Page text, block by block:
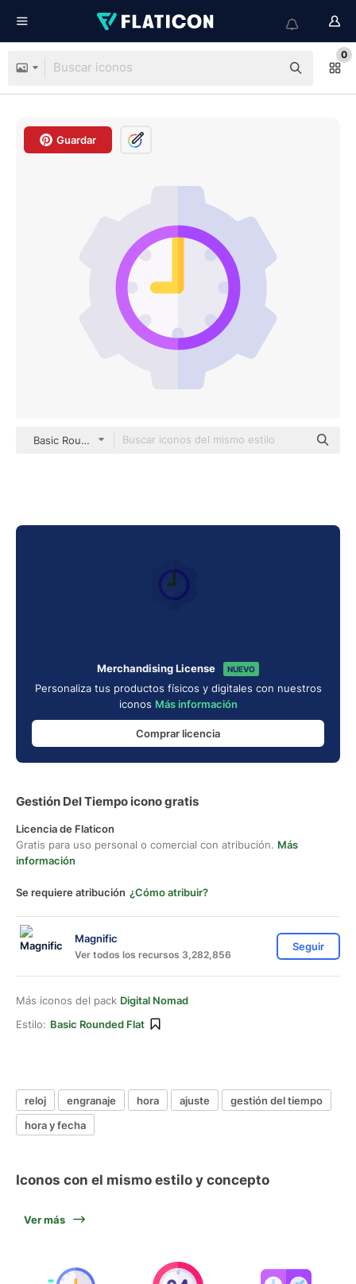
0
Guardar
Basic Rounded Flat
Merchandising License NUEVO
Personaliza tus productos físicos y digitales con nuestros
iconos Más información
Comprar licencia
Gestión Del Tiempo icono gratis
Licencia de Flaticon
Gratis para uso personal o comercial con atribución. Más
información
Se requiere atribución ¿Cómo atribuir?
Magnific
Ver todos los recursos 3,282,856
Seguir
Más iconos del pack Digital Nomad
Estilo: Basic Rounded Flat
reloj engranaje hora ajuste
gestión del tiempo
hora y fecha
Iconos con el mismo estilo y concepto
Ver más